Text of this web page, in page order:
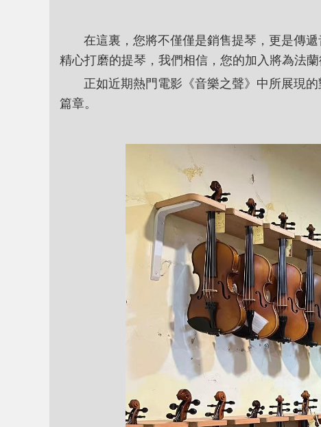
在這裏，您將不僅僅是銷售提琴，更是傳遞
精心打磨的提琴，我們相信，您的加入將為法蘭
正如近期熱門電影《音樂之聲》中所展現的
篇章。